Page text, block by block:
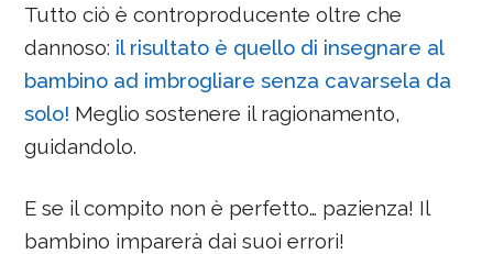
Tutto ciò è controproducente oltre che
dannoso: il risultato è quello di insegnare al
bambino ad imbrogliare senza cavarsela da
solo! Meglio sostenere il ragionamento,
guidandolo.
E se il compito non è perfetto… pazienza! Il
bambino imparerà dai suoi errori!